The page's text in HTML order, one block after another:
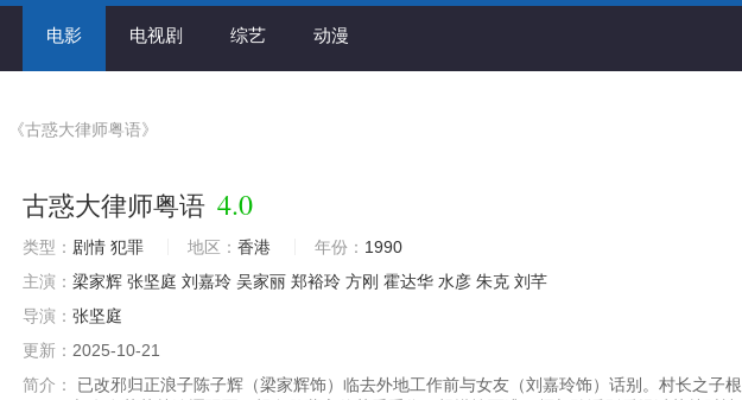
电影 电视剧 综艺 动漫
《古惑大律师粤语》
古惑大律师粤语 4.0
类型： 剧情 犯罪 地区： 香港 年份： 1990
主演： 梁家辉 张坚庭 刘嘉玲 吴家丽 郑裕玲 方刚 霍达华 水彦 朱克 刘芊
导演： 张坚庭
更新： 2025-10-21
简介：
已改邪归正浪子陈子辉（梁家辉饰）临去外地工作前与女友（刘嘉玲饰）话别。村长之子根